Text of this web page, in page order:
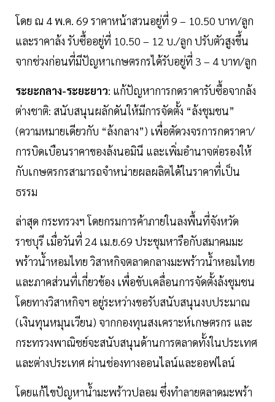
โดย ณ 4 พ.ค. 69 ราคาหน้าสวนอยู่ที่ 9 – 10.50 บาท/ลูก
และราคาล้ง รับซื้ออยู่ที่ 10.50 – 12 บ./ลูก ปรับตัวสูงขึ้น
จากช่วงก่อนที่มีปัญหาเกษตรกรได้รับอยู่ที่ 3 – 4 บาท/ลูก
ระยะกลาง-ระยะยาว: แก้ปัญหาการกดราคารับซื้อจากล้ง
ต่างชาติ: สนับสนุนผลักดันให้มีการจัดตั้ง “ล้งชุมชน”
(ความหมายเดียวกับ “ล้งกลาง”) เพื่อตัดวงจรการกดราคา/
การบิดเบือนราคาของล้งนอมินี และเพิ่มอํานาจต่อรองให้
กับเกษตรกรสามารถจําหน่ายผลผลิตได้ในราคาที่เป็น
ธรรม
ล่าสุด กระทรวงฯ โดยกรมการค้าภายในลงพื้นที่จังหวัด
ราชบุรี เมื่อวันที่ 24 เม.ย.69 ประชุมหารือกับสมาคมมะ
พร้าวนํ้าหอมไทย วิสาหกิจตลาดกลางมะพร้าวนํ้าหอมไทย
และภาคส่วนที่เกี่ยวข้อง เพื่อขับเคลื่อนการจัดตั้งล้งชุมชน
โดยทางวิสาหกิจฯ อยู่ระหว่างขอรับสนับสนุนงบประมาณ
(เงินทุนหมุนเวียน) จากกองทุนสงเคราะห์เกษตรกร และ
กระทรวงพาณิชย์จะสนับสนุนด้านการตลาดทั้งในประเทศ
และต่างประเทศ ผ่านช่องทางออนไลน์และออฟไลน์
โดยแก้ไขปัญหานํ้ามะพร้าวปลอม ซึ่งทําลายตลาดมะพร้า